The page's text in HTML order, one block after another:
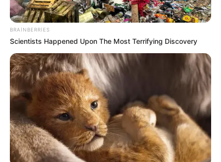
105
16:09 / 05 Avqust 2026 KRİMİNAL
BRAINBERRIES
Scientists Happened Upon The Most Terrifying Discovery